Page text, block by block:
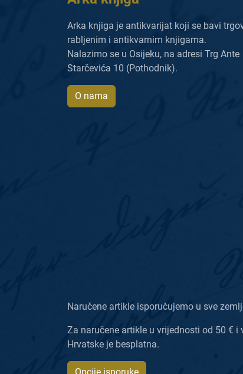
Arka knjiga je antikvarijat koji se bavi
rabljenim i antikvarnim knjigama.
Nalazimo se u Osijeku, na adresi Trg Ante
Starčevića 10 (Pothodnik).
O nama
Naručene artikle isporučujemo u sve
Za naručene artikle u vrijednosti od 50 € i
Hrvatske je besplatna.